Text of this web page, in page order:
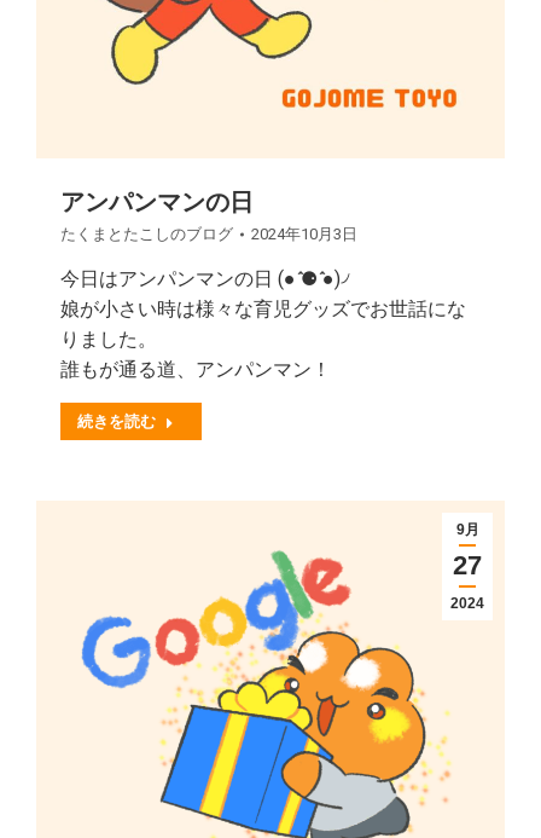
アンパンマンの日
たくまとたこしのブログ 2024年10月3日
今日はアンパンマンの日 (● ̍̑⚈ ̍̑●)৴
娘が小さい時は様々な育児グッズでお世話にな
りました。
誰もが通る道、アンパンマン！
続きを読む
9月
27
2024